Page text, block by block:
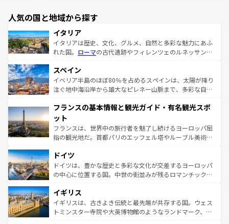
人気の国と地域から探す
イタリア
イタリアは歴史、文化、グルメ、自然と多彩な魅力にあふ
れた国。 ローマの古代遺跡やフィレンツェのルネッサンス
ろん、トスカーナの美しい田園風景やアマルフィ海岸の絶
景など、自然景観も見逃せない。観光の合間には、本場の
ピザやパスタなど、絶品のイタリア料理を堪能することも
ませてくれるイタリアで、忘れられない旅をしてみよう！
なお、新着のイタリア情報は
しい。
スペイン
イベリア半島のほぼ80％を占めるスペインは、太陽が降り
注ぐ地中海沿岸から雄大なピレネー山脈まで、多彩な自然
文化が根付くこの国では、情熱的なフラメンコ、熱気あふ
れる闘牛、そして美味しいタパスが生活の一部となってい
る。首都マドリードの洗練された雰囲気や、バルセロナの
アートに溢れた街角から、地方では古代ローマ遺跡や中世
せる。地方によって風土や気候が異なるスペインはその個
性で訪れる人を魅了する。 なお、新着のスペイン情報は コ
ンテンツ一覧を参照してほしい。
フランスの基本情報と観光ガイド・有名観光スポ
ット
フランスは、世界中の旅行者を魅了し続けるヨーロッパ屈
指の観光地だ。首都パリのエッフェル塔やルーブル美術館
で、幅広い魅力が詰まっている。華麗な宮殿、歴史的な大
聖堂、美しいビーチ、そして豊かな自然が、訪れる者を心
から魅了する。また、フランスは美食の国としても知ら
いる。シャンパンの発祥地であるランス、プロヴァンスの
香り高いラベンダー畑など、多彩な楽しみ方が可能だ。さ
らに、パリ以外の地域にも魅力が溢れており、どの街角に
ドイツ
ドイツは、豊かな歴史と多彩な文化が交差するヨーロッパ
の中心に位置する国。中世の街並みが残るロマンチック街
顔を持つこの国は、どこを歩いても飽きることがない。ベ
ルリンの文化的活気、バイエルン州のアルプスの絶景、そ
してライン川沿いのワイン畑といった風景は必見。ビール
イギリス
イギリスは、古きよき伝統と最先端が共存する国。ウェス
トミンスター寺院や大英博物館のようなランドマーク、歴